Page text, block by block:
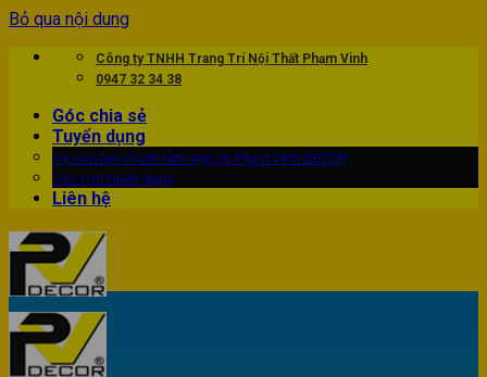
Bỏ qua nội dung
Công ty TNHH Trang Trí Nội Thất Phạm Vinh
0947 32 34 38
Góc chia sẻ
Tuyển dụng
Tại sao bạn muốn làm việc tại Phạm Vinh DECOR
Các vị trí tuyển dụng
Liên hệ